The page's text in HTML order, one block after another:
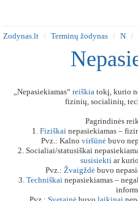
Zodynas.lt Terminų žodynas N
„Nepasiekiamas“ reiškia tokį, kurio
fizinių, socialinių,
Pagrindinės
1. Fiziškainepasiekiamas –
Pvz.: Kalno viršūnėbuvo
2. Socialiai/statusiškai
susisiekti ar
Pvz.: Žvaigždė buvo
3. Techniškainepasiekiamas –